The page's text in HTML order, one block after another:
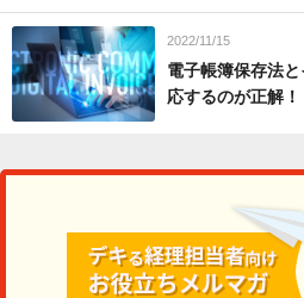
2022/11/15
電子帳簿保存法
応するのが正解！